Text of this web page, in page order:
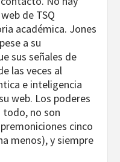
de TSQ
académica. Jones
a su
sus señales de
las veces al
e inteligencia
web. Los poderes
todo, no son
cinco
menos), y siempre